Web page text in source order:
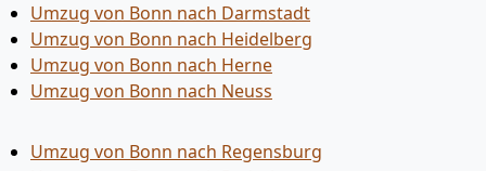
Umzug von Bonn nach Darmstadt
Umzug von Bonn nach Heidelberg
Umzug von Bonn nach Herne
Umzug von Bonn nach Neuss
Umzug von Bonn nach Regensburg